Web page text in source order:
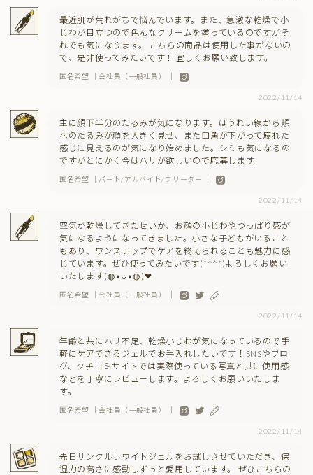
最近肌が荒れがちで悩んでいます。また、急激な乾燥で小
じわが目立つので色んなクリームを塗っているのですがそ
れでも気になります。 こちらの商品は使用した事がないの
で、是非使ってみたいです！ 宜しくお願い致します。
匿名希望 ｜会社員（一般社員） ｜
2022/11/14
主に顔下半分のたるみが気になります。ほうれい線から頬
へのたるみが顔を大きく見せ、また口角が下がって疲れた
感じに見えるのが気になり始めました。シミも気になるの
ですがとにかく今はハリが欲しいので応募します。
匿名希望 ｜パート/アルバイト/フリーター ｜
2022/11/14
空気が乾燥してきたせいか、お顔の小じわやつっぱり感が
気になるようになってきました。小さな子どもがいること
もあり、ワンステップでケアを終えられることも魅力に感
じています。ぜひ使ってみたいです(*^^*)よろしくお願い
いたします(⁠◍⁠•⁠ᴗ⁠•⁠◍⁠)⁠❤
匿名希望 ｜会社員（一般社員） ｜
2022/11/14
年齢と共にハリ不足、乾燥小じわが気になっているので手
軽にケアできるジェルでお手入れしたいです！SNSやブロ
グ、クチコミサイトでは実際使っている写真と共に使用感
などを丁寧にレビューします。よろしくお願いいたしま
す。
匿名希望 ｜会社員（一般社員） ｜
2022/11/14
先日リンクルホワイトジェルをお試しさせていただき、保
湿力の高さに感動しずっと愛用しています。 ぜひこちらの